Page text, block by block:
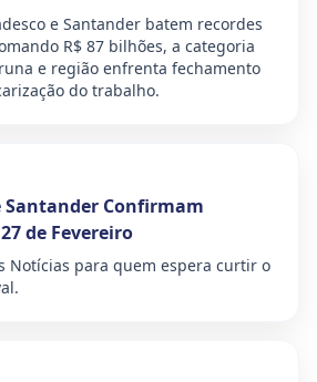
e Santander batem recordes
R$ 87 bilhões, a categoria
e região enfrenta fechamento
do trabalho.
Santander Confirmam
de Fevereiro
Notícias para quem espera curtir o